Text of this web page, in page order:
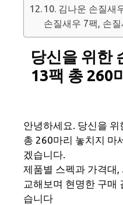
10. 김나운 손질새
손질새우 7팩, 손
당신을 위한
13팩 총 260
안녕하세요. 당신을
총 260마리 놓치지 마
겠습니다.
제품별 스펙과 가격대,
교해보며 현명한 구매
습니다